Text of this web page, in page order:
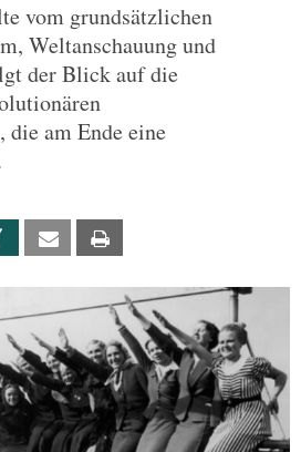
vom grundsätzlichen
Weltanschauung und
der Blick auf die
die am Ende eine
Xing Email